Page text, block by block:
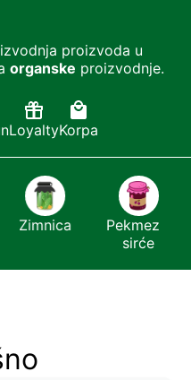
proizvoda u
organske proizvodnje.
LoyaltyKorpa
Zimnica
Pekmezi i
sirće